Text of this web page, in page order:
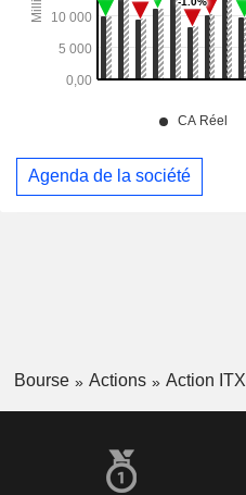
Agenda de la société
Bourse Actions Action ITX